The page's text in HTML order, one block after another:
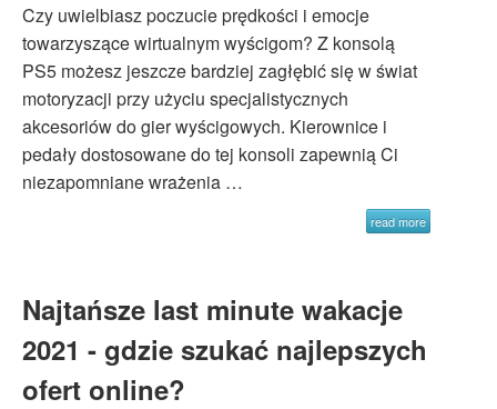
Czy uwielbiasz poczucie prędkości i emocje
towarzyszące wirtualnym wyścigom? Z konsolą
PS5 możesz jeszcze bardziej zagłębić się w świat
motoryzacji przy użyciu specjalistycznych
akcesoriów do gier wyścigowych. Kierownice i
pedały dostosowane do tej konsoli zapewnią Ci
niezapomniane wrażenia …
read more
Najtańsze last minute wakacje
2021 - gdzie szukać najlepszych
ofert online?